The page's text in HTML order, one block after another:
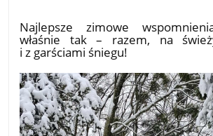
Najlepsze zimowe
właśnie tak – razem, na
i z garściami śniegu!